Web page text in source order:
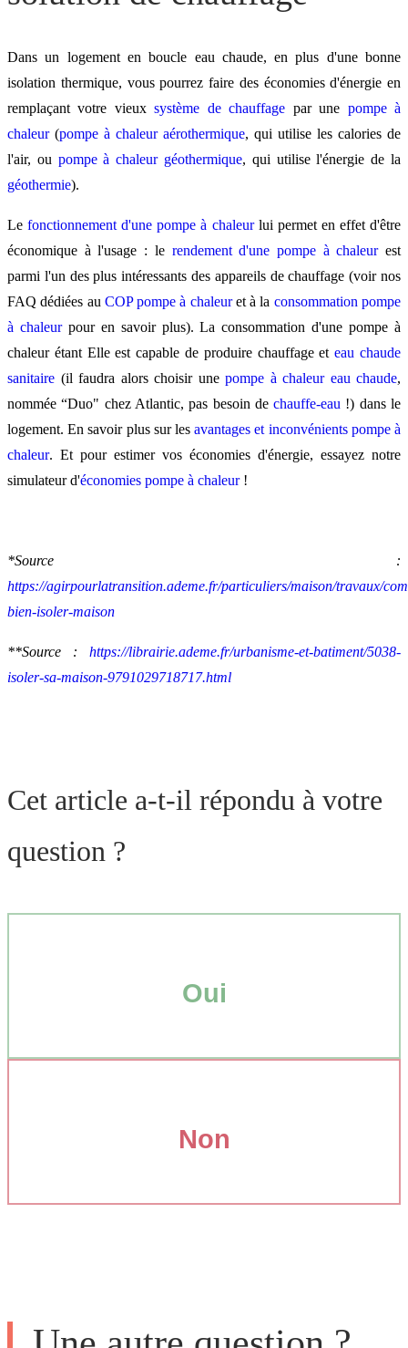
Dans un logement en boucle eau chaude, en plus d'une bonne
isolation thermique, vous pourrez faire des économies d'énergie en
remplaçant votre vieuxsystème de chauffage par une pompe à
chaleur(pompe à chaleur aérothermique, qui utilise les calories de
l'air, ou pompe à chaleur géothermique, qui utilise l'énergie de la
géothermie).
Lefonctionnement d'une pompe à chaleurlui permet en effet d'être
économique à l'usage : le rendement d'une pompe à chaleurest
parmi l'un des plus intéressants des appareils de chauffage (voir nos
FAQ dédiées au COP pompe à chaleuret à la consommation pompe
à chaleurpour en savoir plus). La consommation d'une pompe à
chaleur étant Elle est capable de produire chauffage eteau chaude
sanitaire (il faudra alors choisir une pompe à chaleur eau chaude,
nommée “Duo" chez Atlantic, pas besoin dechauffe-eau !) dans le
logement. En savoir plus sur lesavantages et inconvénients pompe à
chaleur. Et pour estimer vos économies d'énergie, essayez notre
simulateur d'économies pompe à chaleur!
*Source :
https://agirpourlatransition.ademe.fr/particuliers/maison/travaux/
bien-isoler-maison
**Source : https://librairie.ademe.fr/urbanisme-et-batiment/5038-
isoler-sa-maison-9791029718717.html
Cet article a-t-il répondu à votre
question ?
Oui
Non